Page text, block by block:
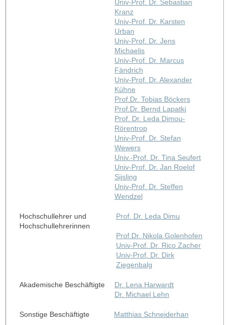
Univ-Prof. Dr. Sebastian
Kranz
Univ-Prof. Dr. Karsten
Urban
Univ-Prof. Dr. Jens
Michaelis
Univ-Prof. Dr. Marcus
Fändrich
Univ-Prof. Dr. Alexander
Kühne
Prof.Dr. Tobias Böckers
Prof.Dr. Bernd Lapatki
Prof. Dr. Leda Dimou-
Rörentrop
Univ-Prof. Dr. Stefan
Wewers
Univ.-Prof. Dr. Tina Seufert
Univ-Prof. Dr. Jan Roelof
Sijsling
Univ-Prof. Dr. Steffen
Wendzel
Hochschullehrer und
Hochschullehrerinnen
Prof. Dr. Leda Dimu
Prof.Dr. Nikola Golenhofen
Univ-Prof. Dr. Rico Zacher
Univ-Prof. Dr. Dirk
Ziegenbalg
Akademische Beschäftigte
Dr. Lena Harwardt
Dr. Michael Lehn
Sonstige Beschäftigte Matthias Schneiderhan